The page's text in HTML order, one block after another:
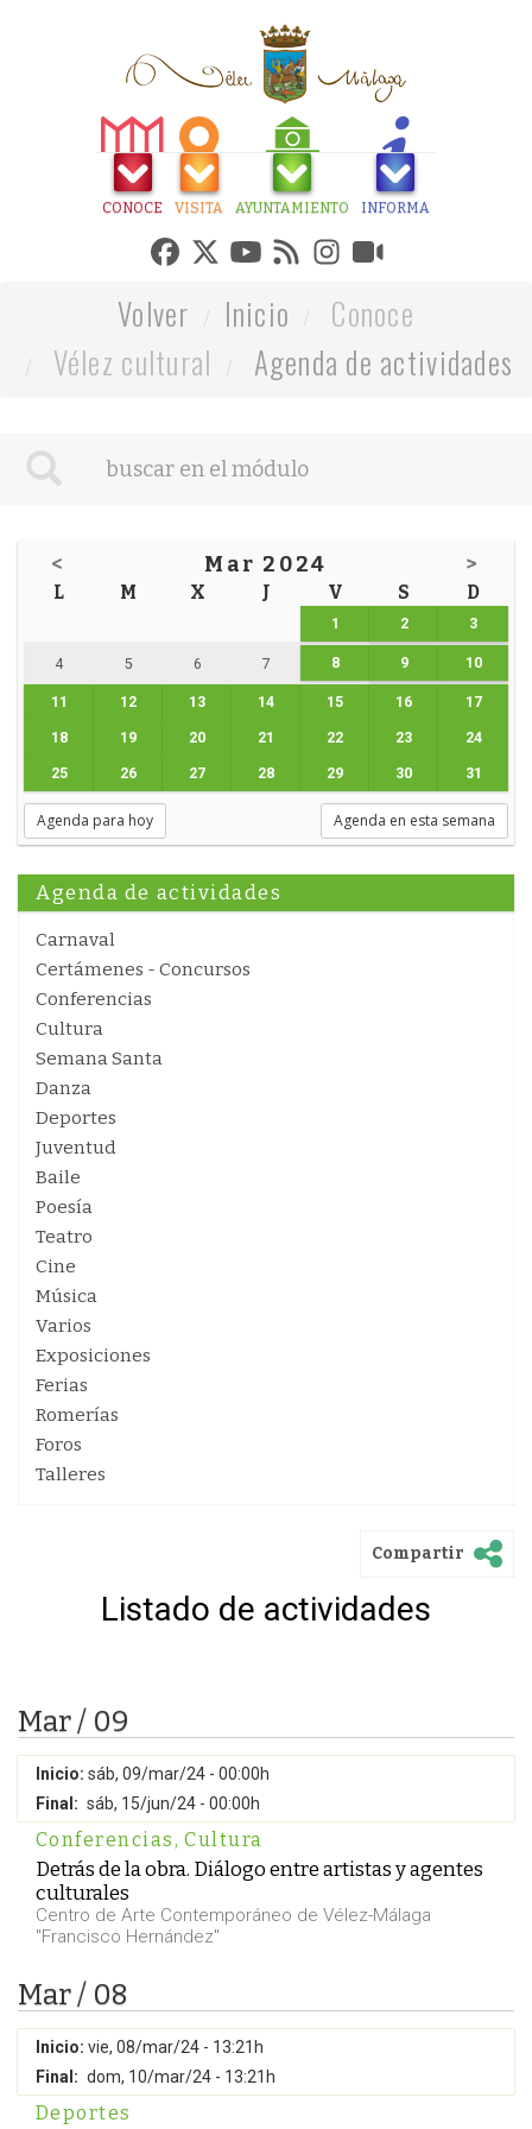
CONOCE VISITA AYUNTAMIENTO INFORMA
Volver Inicio
Conoce
Vélez cultural
Agenda de actividades
< Mar 2024 >
L M X J V S D
1 2 3
4 5 6 7 8 9 10
11 12 13 14 15 16 17
18 19 20 21 22 23 24
25 26 27 28 29 30 31
Agenda para hoy Agenda en esta semana
Agenda de actividades
Carnaval
Certámenes - Concursos
Conferencias
Cultura
Semana Santa
Danza
Deportes
Juventud
Baile
Poesía
Teatro
Cine
Música
Varios
Exposiciones
Ferias
Romerías
Foros
Talleres
Compartir
Listado de actividades
Mar / 09
Inicio: sáb, 09/mar/24 - 00:00h
Final: sáb, 15/jun/24 - 00:00h
Conferencias, Cultura
Detrás de la obra. Diálogo entre artistas y agentes
culturales
Centro de Arte Contemporáneo de Vélez-Málaga
"Francisco Hernández"
Mar / 08
Inicio: vie, 08/mar/24 - 13:21h
Final: dom, 10/mar/24 - 13:21h
Deportes